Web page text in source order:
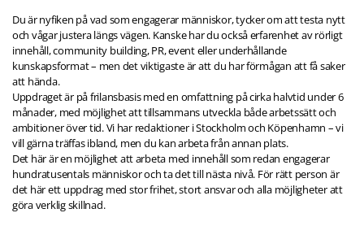
Du är nyfiken på vad som engagerar människor, tycker om att testa nytt
och vågar justera längs vägen. Kanske har du också erfarenhet av rörligt
innehåll, community building, PR, event eller underhållande
kunskapsformat – men det viktigaste är att du har förmågan att få saker
att hända.
Uppdraget är på frilansbasis med en omfattning på cirka halvtid under 6
månader, med möjlighet att tillsammans utveckla både arbetssätt och
ambitioner över tid. Vi har redaktioner i Stockholm och Köpenhamn – vi
vill gärna träffas ibland, men du kan arbeta från annan plats.
Det här är en möjlighet att arbeta med innehåll som redan engagerar
hundratusentals människor och ta det till nästa nivå. För rätt person är
det här ett uppdrag med stor frihet, stort ansvar och alla möjligheter att
göra verklig skillnad.